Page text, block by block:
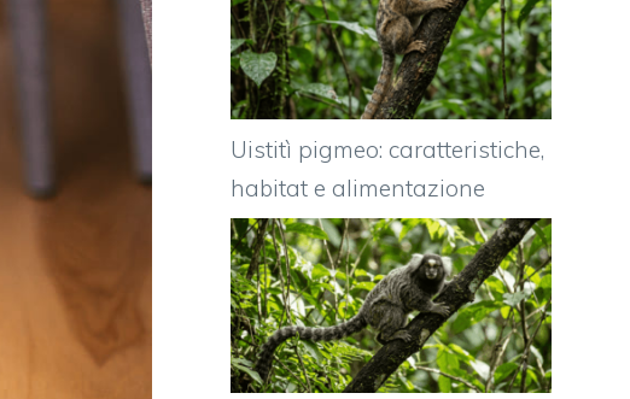
Uistitì pigmeo: caratteristiche,
habitat e alimentazione